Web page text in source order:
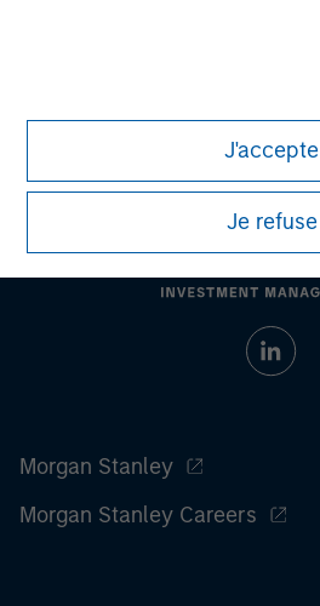
J'accepte
Je refuse
Morgan Stanley
Morgan Stanley Careers